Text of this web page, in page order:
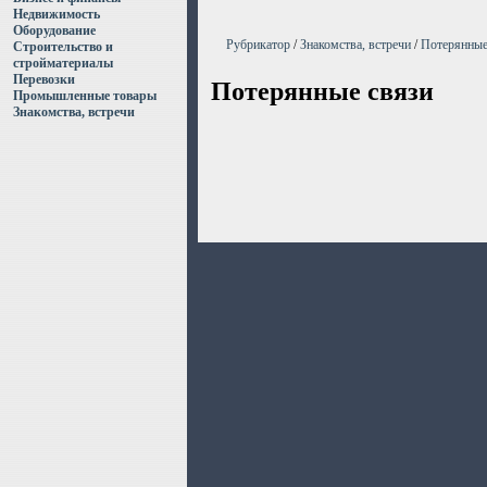
Недвижимость
Оборудование
Строительство и
стройматериалы
Перевозки
Промышленные товары
Знакомства, встречи
Рубрикатор /Знакомства, встречи /
Потерянные связи